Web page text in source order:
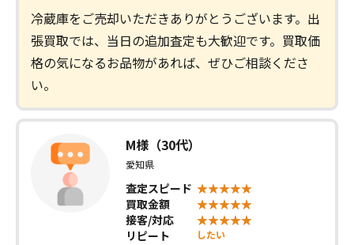
冷蔵庫をご売却いただきありがとうございます。出
張買取では、当日の追加査定も大歓迎です。買取価
格の気になるお品物があれば、ぜひご相談くださ
い。
M様（30代）
愛知県
査定スピード
買取金額
接客/対応
リピート
したい